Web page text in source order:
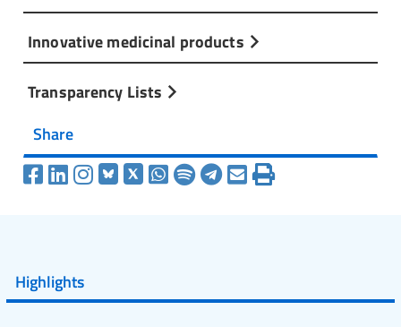
Innovative medicinal products
Transparency Lists
Share
Highlights